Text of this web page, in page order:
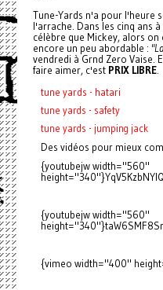
Tune-Yards n'a pour l'heure
l'arrache. Dans les cinq ans
célèbre que Mickey, alors
encore un peu abordable :
vendredi à Grnd Zero Vaise.
faire aimer, c'est PRIX LIBRE.
tune yards - hatari
tune yards - safety
tune yards - jumping jack
Des vidéos pour mieux
{youtubejw width="560"
{youtubejw width="560"
{vimeo width="400"